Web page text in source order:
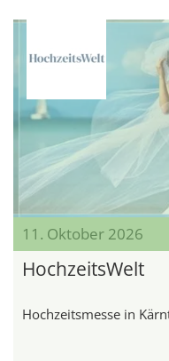
11. Oktober 2026
HochzeitsWelt
Hochzeitsmesse in